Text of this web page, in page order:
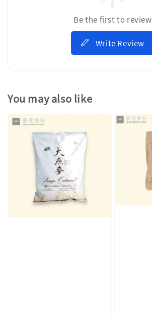
Be the first to review
Write Review
You may also like